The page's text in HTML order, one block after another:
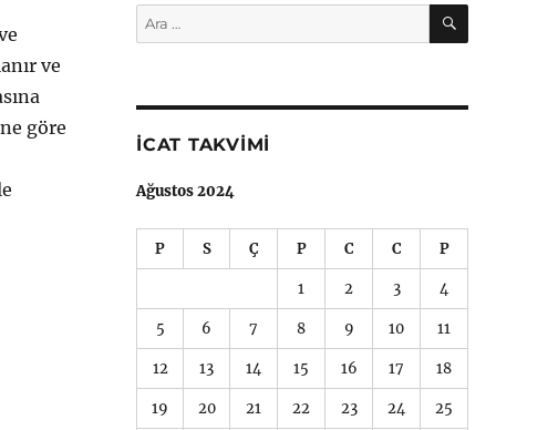
ve
göre
Ara: ARA
İCAT TAKVIMI
Ağustos 2024
P S Ç P C C P
1 2 3 4
5 6 7 8 9 10 11
12 13 14 15 16 17 18
19 20 21 22 23 24 25